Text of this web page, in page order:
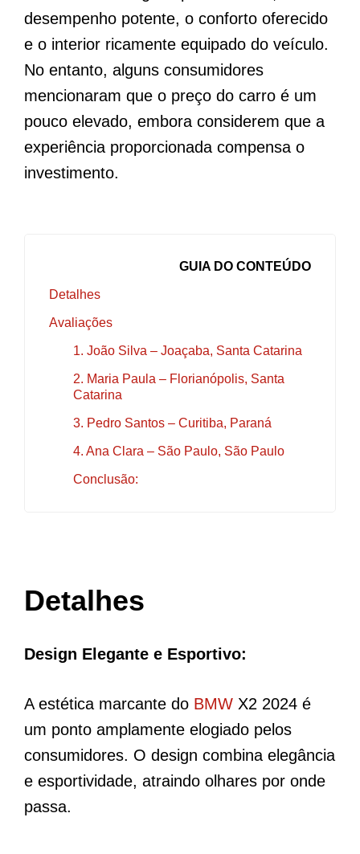
desempenho potente, o conforto oferecido
e o interior ricamente equipado do veículo.
No entanto, alguns consumidores
mencionaram que o preço do carro é um
pouco elevado, embora considerem que a
experiência proporcionada compensa o
investimento.
GUIA DO CONTEÚDO
Detalhes
Avaliações
1. João Silva – Joaçaba, Santa Catarina
2. Maria Paula – Florianópolis, Santa
Catarina
3. Pedro Santos – Curitiba, Paraná
4. Ana Clara – São Paulo, São Paulo
Conclusão:
Detalhes
Design Elegante e Esportivo:
A estética marcante do BMW X2 2024 é
um ponto amplamente elogiado pelos
consumidores. O design combina elegância
e esportividade, atraindo olhares por onde
passa.